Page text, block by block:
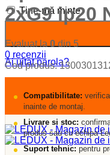
Ține-mă minte
Ai uitat parola?
2xG9 ip20
Evaluat la0din 5
0 recenzii
Cod produs:
Compatibilitate:
inainte de montaj.
Livrare si stoc:
produs sau cu echipa
Suport tehnic: pentru